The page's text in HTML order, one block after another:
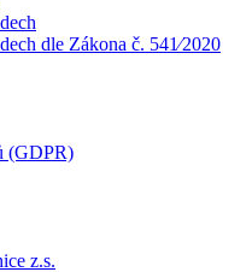
dle Zákona č. 541⁄2020
(GDPR)
z.s.